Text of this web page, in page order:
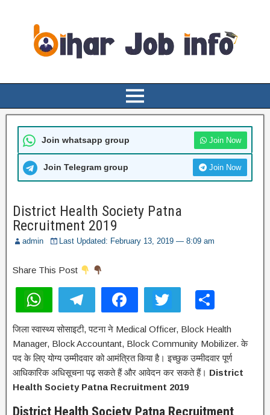
Join whatsapp group Join Now
Join Telegram group Join Now
District Health Society Patna
Recruitment 2019
admin Last Updated: February 13, 2019 — 8:09 am
Share This Post
h
at
s
A
p
el
e
gr
a
m
a
c
e
b
o
wi
tt
er
ar
e
जिला स्वास्थ्य सोसाइटी, पटना ने Medical Officer, Block Health
Manager, Block Accountant, Block Community Mobilizer. के
पद के लिए योग्य उम्मीदवार को आमंत्रित किया है। इच्छुक उम्मीदवार पूर्ण
आधिकारिक अधिसूचना पढ़ सकते हैं और आवेदन कर सकते हैं। District
Health Society Patna Recruitment 2019
District Health Society Patna Recruitment